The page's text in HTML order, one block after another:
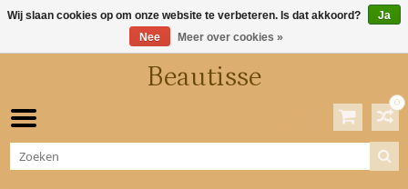
Beautisse
0
Wij slaan cookies op om onze website te verbeteren. Is dat akkoord?
Ja
Nee
Meer over cookies »